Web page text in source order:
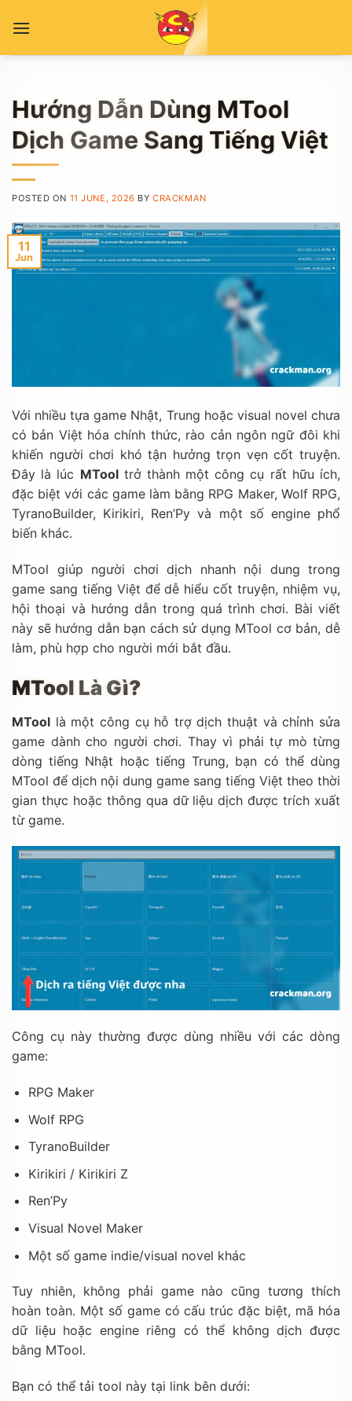
Hướng Dẫn Dùng MTool
Dịch Game Sang Tiếng Việt
POSTED ON 11 JUNE, 2026 BYCRACKMAN
11
Jun
Với nhiều tựa game Nhật, Trung hoặc visual novel chưa
có bản Việt hóa chính thức, rào cản ngôn ngữ đôi khi
khiến người chơi khó tận hưởng trọn vẹn cốt truyện.
Đây là lúc MTooltrở thành một công cụ rất hữu ích,
đặc biệt với các game làm bằng RPG Maker, Wolf RPG,
TyranoBuilder, Kirikiri, Ren’Py và một số engine phổ
biến khác.
MTool giúp người chơi dịch nhanh nội dung trong
game sang tiếng Việt để dễ hiểu cốt truyện, nhiệm vụ,
hội thoại và hướng dẫn trong quá trình chơi. Bài viết
này sẽ hướng dẫn bạn cách sử dụng MTool cơ bản, dễ
làm, phù hợp cho người mới bắt đầu.
MTool Là Gì?
MTool là một công cụ hỗ trợ dịch thuật và chỉnh sửa
game dành cho người chơi. Thay vì phải tự mò từng
dòng tiếng Nhật hoặc tiếng Trung, bạn có thể dùng
MTool để dịch nội dung game sang tiếng Việt theo thời
gian thực hoặc thông qua dữ liệu dịch được trích xuất
từ game.
Công cụ này thường được dùng nhiều với các dòng
game:
RPG Maker
Wolf RPG
TyranoBuilder
Kirikiri / Kirikiri Z
Ren’Py
Visual Novel Maker
Một số game indie/visual novel khác
Tuy nhiên, không phải game nào cũng tương thích
hoàn toàn. Một số game có cấu trúc đặc biệt, mã hóa
dữ liệu hoặc engine riêng có thể không dịch được
bằng MTool.
Bạn có thể tải tool này tại link bên dưới: